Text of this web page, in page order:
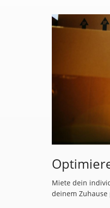
Miete dein
deinem